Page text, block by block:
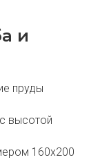
и
пруды
высотой
160х200